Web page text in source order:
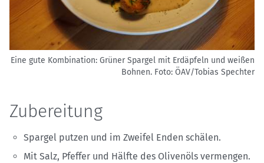
Eine gute Kombination: Grüner Spargel mit Erdäpfeln und weißen
Bohnen. Foto: ÖAV/Tobias Spechter
Zubereitung
Spargel putzen und im Zweifel Enden schälen.
Mit Salz, Pfeffer und Hälfte des Olivenöls vermengen.